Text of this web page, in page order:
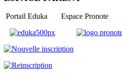
Portail Eduka Espace Pronote